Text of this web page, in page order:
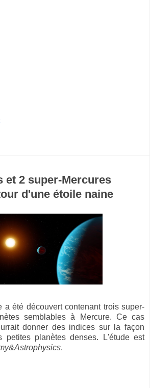
et 2 super-Mercures
d'une étoile naine
a été découvert contenant trois super-
semblables à Mercure. Ce cas
donner des indices sur la façon
petites planètes denses. L'étude est
.